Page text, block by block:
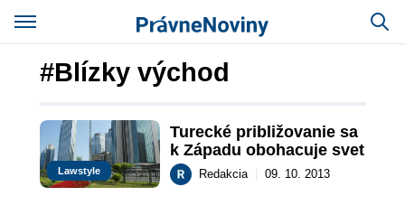
#Blízky východ
Lawstyle
Turecké približovanie sa
k Západu obohacuje svet
Redakcia 09. 10. 2013